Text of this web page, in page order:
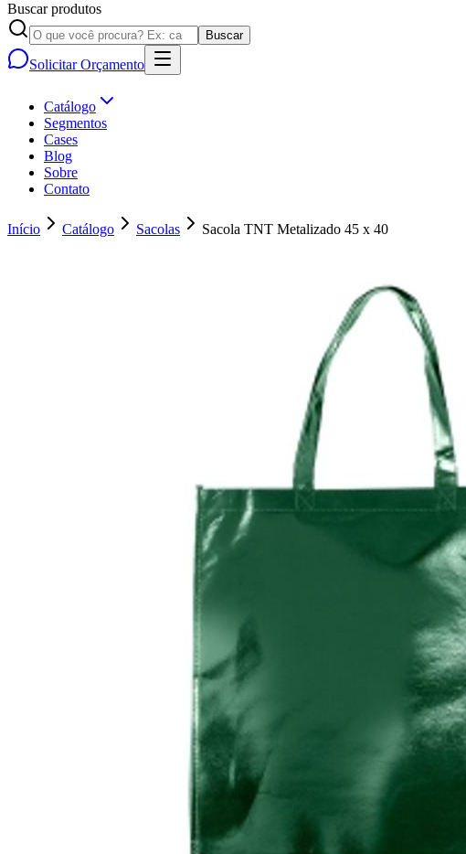
Buscar produtos
Buscar
Solicitar Orçamento
Catálogo
Segmentos
Cases
Blog
Sobre
Contato
Início Catálogo Sacolas Sacola TNT Metalizado 45 x 40